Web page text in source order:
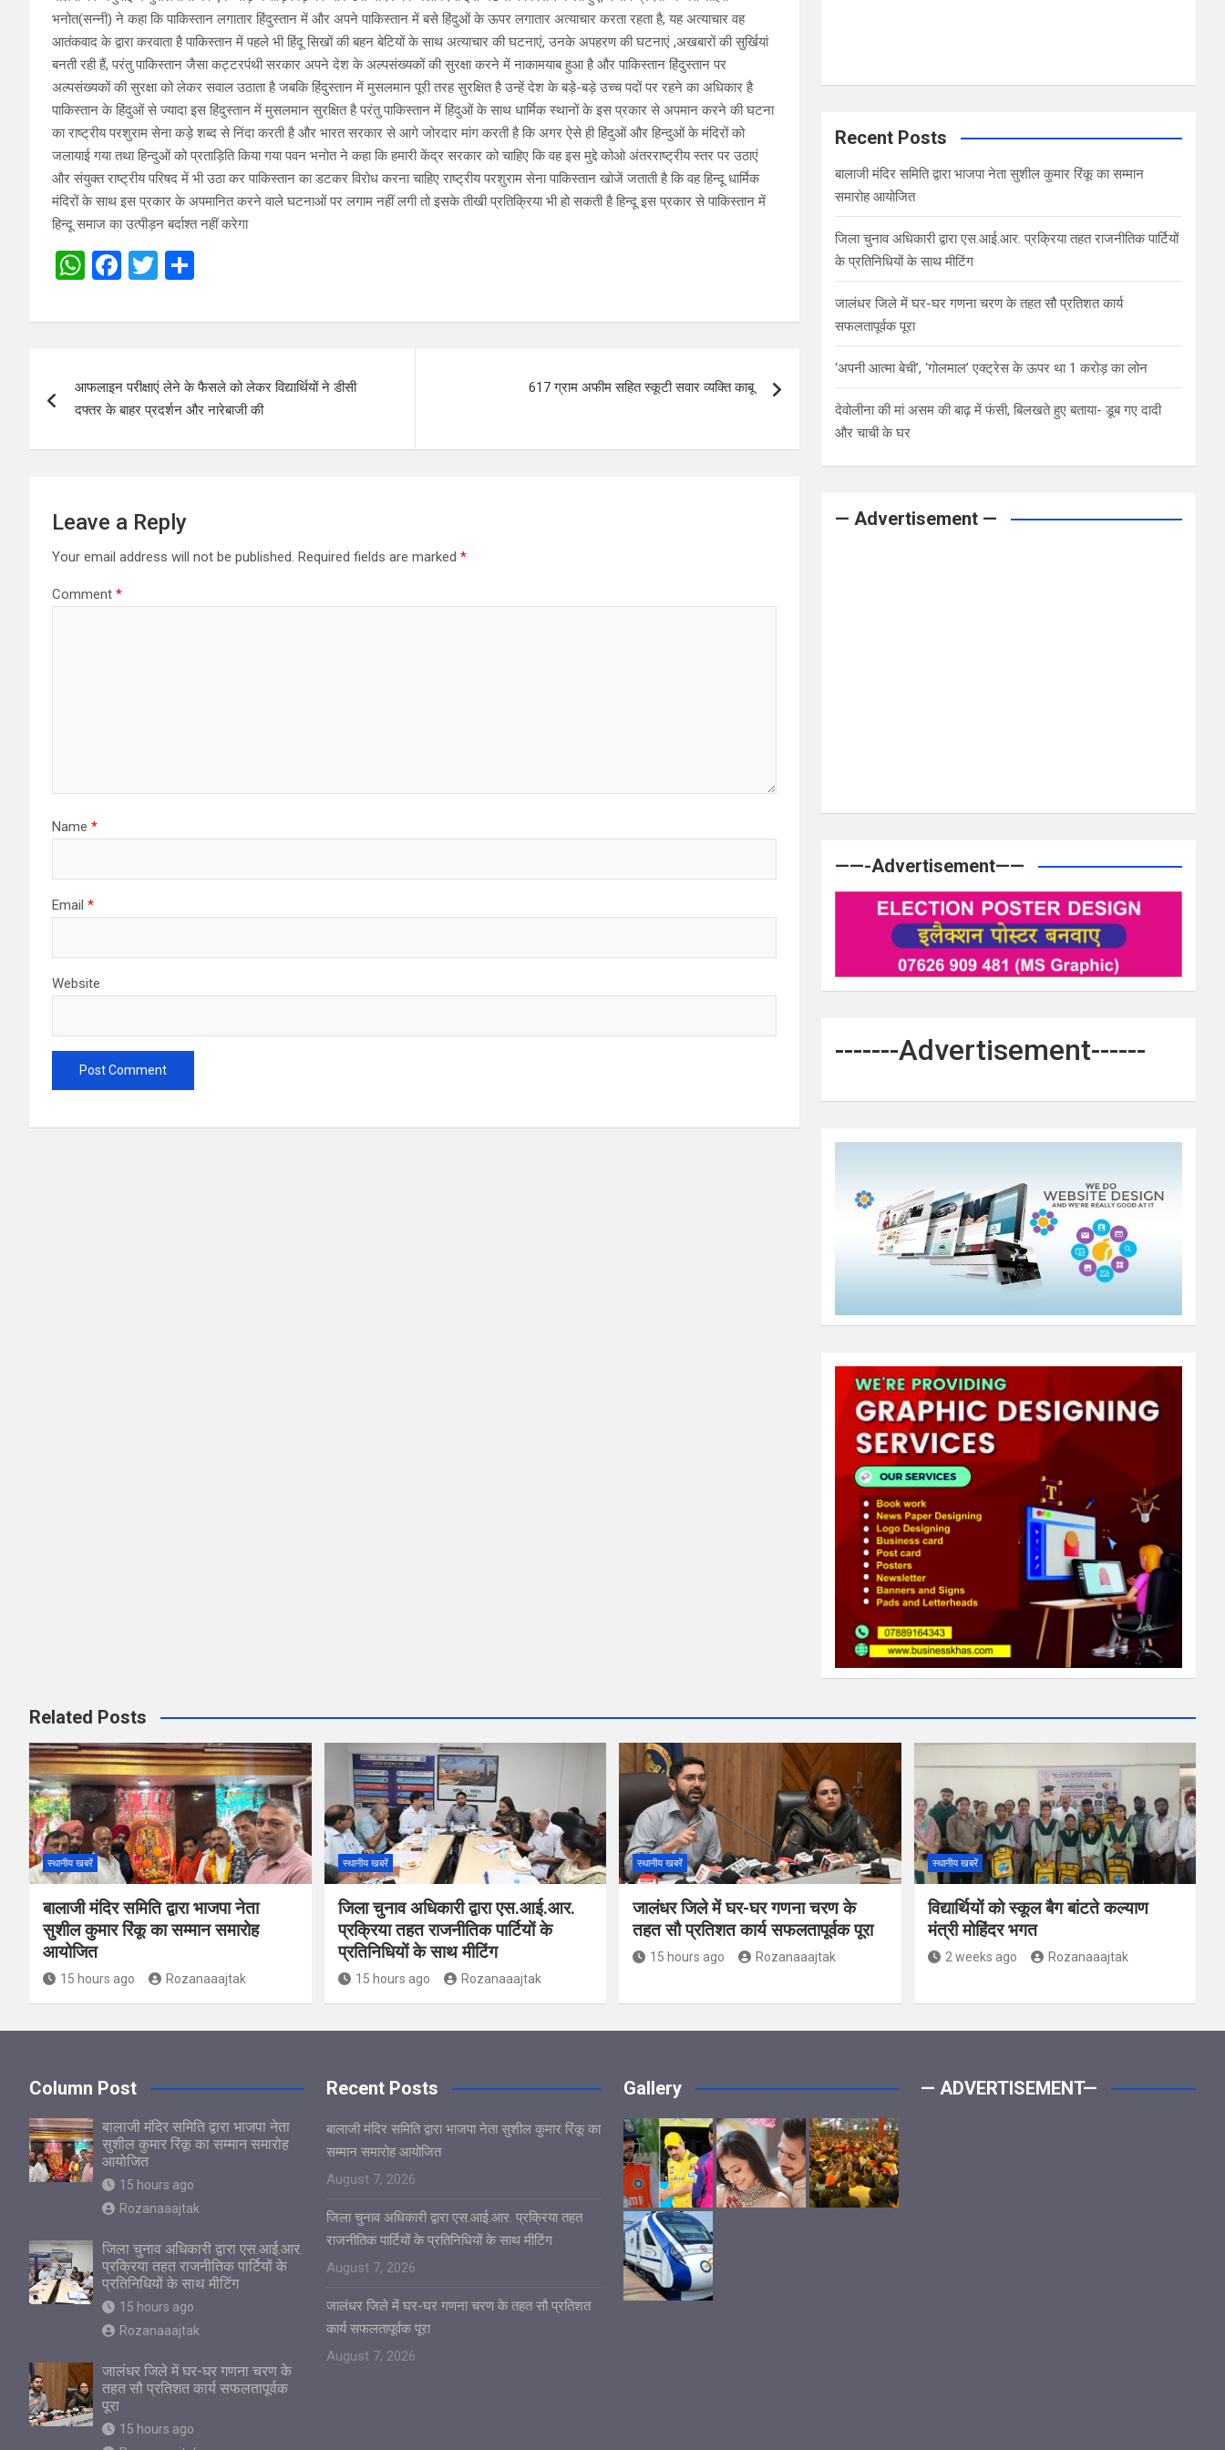
भनोत(सन्नी) ने कहा कि पाकिस्तान लगातार हिंदुस्तान में और अपने पाकिस्तान में बसे हिंदुओं के ऊपर लगातार अत्याचार करता रहता है, यह अत्याचार वह
आतंकवाद के द्वारा करवाता है पाकिस्तान में पहले भी हिंदू सिखों की बहन बेटियों के साथ अत्याचार की घटनाएं, उनके अपहरण की घटनाएं ,अखबारों की सुर्खियां
बनती रही हैं, परंतु पाकिस्तान जैसा कट्टरपंथी सरकार अपने देश के अल्पसंख्यकों की सुरक्षा करने में नाकामयाब हुआ है और पाकिस्तान हिंदुस्तान पर
अल्पसंख्यकों की सुरक्षा को लेकर सवाल उठाता है जबकि हिंदुस्तान में मुसलमान पूरी तरह सुरक्षित है उन्हें देश के बड़े-बड़े उच्च पदों पर रहने का अधिकार है
पाकिस्तान के हिंदुओं से ज्यादा इस हिंदुस्तान में मुसलमान सुरक्षित है परंतु पाकिस्तान में हिंदुओं के साथ धार्मिक स्थानों के इस प्रकार से अपमान करने की घटना
का राष्ट्रीय परशुराम सेना कड़े शब्द से निंदा करती है और भारत सरकार से आगे जोरदार मांग करती है कि अगर ऐसे ही हिंदुओं और हिन्दुओं के मंदिरों को
जलायाई गया तथा हिन्दुओं को प्रताड़िति किया गया पवन भनोत ने कहा कि हमारी केंद्र सरकार को चाहिए कि वह इस मुद्दे कोओ अंतरराष्ट्रीय स्तर पर उठाएं
और संयुक्त राष्ट्रीय परिषद में भी उठा कर पाकिस्तान का डटकर विरोध करना चाहिए राष्ट्रीय परशुराम सेना पाकिस्तान खोजें जताती है कि वह हिन्दू धार्मिक
मंदिरों के साथ इस प्रकार के अपमानित करने वाले घटनाओं पर लगाम नहीं लगी तो इसके तीखी प्रतिक्रिया भी हो सकती है हिन्दू इस प्रकार से पाकिस्तान में
हिन्दू समाज का उत्पीड़न बर्दाश्त नहीं करेगा
W
at
A
p
p
F
ce
o
o
k
T
tt ar
navigation
आफलाइन परीक्षाएं लेने के फैसले को लेकर विद्यार्थियों ने डीसी
दफ्तर के बाहर प्रदर्शन और नारेबाजी की
617 ग्राम अफीम सहित स्कूटी सवार व्यक्ति काबू
Leave a Reply
Your email address will not be published. Required fields are marked *
Comment *
Name *
Email *
Website
Recent Posts
बालाजी मंदिर समिति द्वारा भाजपा नेता सुशील कुमार रिंकू का सम्मान
समारोह आयोजित
जिला चुनाव अधिकारी द्वारा एस.आई.आर. प्रक्रिया तहत राजनीतिक पार्टियों
के प्रतिनिधियों के साथ मीटिंग
जालंधर जिले में घर-घर गणना चरण के तहत सौ प्रतिशत कार्य
सफलतापूर्वक पूरा
‘अपनी आत्मा बेची’, ‘गोलमाल’ एक्ट्रेस के ऊपर था 1 करोड़ का लोन
देवोलीना की मां असम की बाढ़ में फंसी, बिलखते हुए बताया- डूब गए दादी
और चाची के घर
— Advertisement —
——-Advertisement——
-------Advertisement------
Related Posts
स्थानीय खबरें
बालाजी मंदिर समिति द्वारा भाजपा नेता
सुशील कुमार रिंकू का सम्मान समारोह
आयोजित
15 hours ago Rozanaaajtak
स्थानीय खबरें
जिला चुनाव अधिकारी द्वारा एस.आई.आर.
प्रक्रिया तहत राजनीतिक पार्टियों के
प्रतिनिधियों के साथ मीटिंग
15 hours ago Rozanaaajtak
स्थानीय खबरें
जालंधर जिले में घर-घर गणना चरण के
तहत सौ प्रतिशत कार्य सफलतापूर्वक पूरा
15 hours ago Rozanaaajtak
स्थानीय खबरें
विद्यार्थियों को स्कूल बैग बांटते कल्याण
मंत्री मोहिंदर भगत
2 weeks ago Rozanaaajtak
Column Post
बालाजी मंदिर समिति द्वारा भाजपा नेता
सुशील कुमार रिंकू का सम्मान समारोह
आयोजित
15 hours ago
Rozanaaajtak
जिला चुनाव अधिकारी द्वारा एस.आई.आर.
प्रक्रिया तहत राजनीतिक पार्टियों के
प्रतिनिधियों के साथ मीटिंग
15 hours ago
Rozanaaajtak
जालंधर जिले में घर-घर गणना चरण के
तहत सौ प्रतिशत कार्य सफलतापूर्वक
पूरा
15 hours ago
Recent Posts
बालाजी मंदिर समिति द्वारा भाजपा नेता सुशील कुमार रिंकू का
सम्मान समारोह आयोजित
August 7, 2026
जिला चुनाव अधिकारी द्वारा एस.आई.आर. प्रक्रिया तहत
राजनीतिक पार्टियों के प्रतिनिधियों के साथ मीटिंग
August 7, 2026
जालंधर जिले में घर-घर गणना चरण के तहत सौ प्रतिशत
कार्य सफलतापूर्वक पूरा
August 7, 2026
Gallery — ADVERTISEMENT—